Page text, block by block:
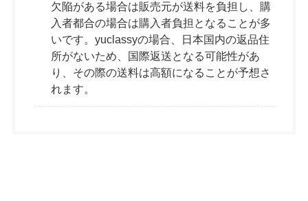
欠陥がある場合は販売元が送料を負担し、購
入者都合の場合は購入者負担となることが多
いです。yuclassyの場合、日本国内の返品住
所がないため、国際返送となる可能性があ
り、その際の送料は高額になることが予想さ
れます。